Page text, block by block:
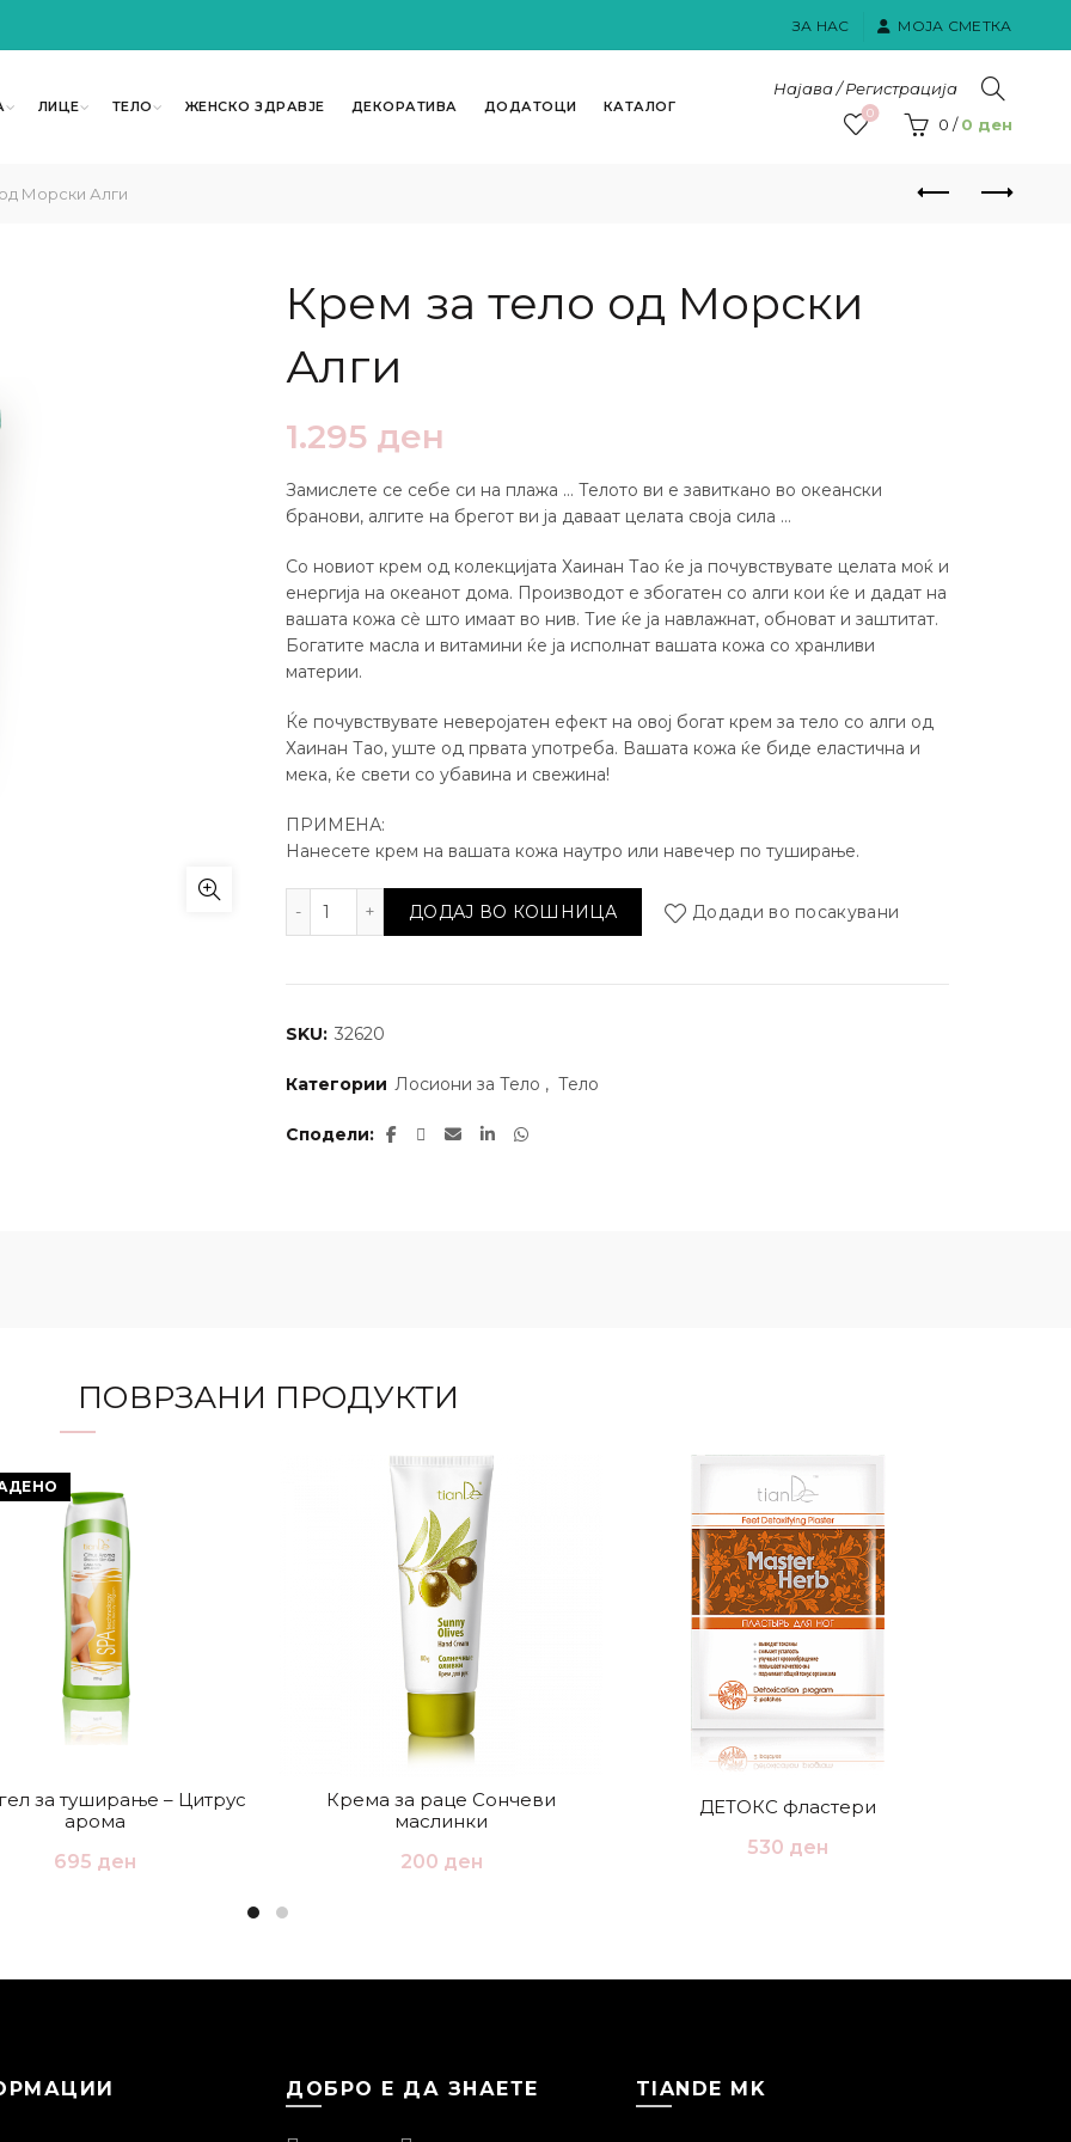
ЗА НАС МОЈА СМЕТКА
ЛИЦЕ ТЕЛО ЖЕНСКО ЗДРАВЈЕ ДЕКОРАТИВА ДОДАТОЦИ КАТАЛОГ
Најава / Регистрација
0
0 / 0 ден
Морски Алги
Крем за тело од Морски
Алги
1.295 ден
Замислете се себе си на плажа … Телото ви е завиткано во океански
бранови, алгите на брегот ви ја даваат целата своја сила …
Со новиот крем од колекцијата Хаинан Тао ќе ја почувствувате целата моќ и
енергија на океанот дома. Производот е збогатен со алги кои ќе и дадат на
вашата кожа сè што имаат во нив. Тие ќе ja навлажнат, обноват и заштитат.
Богатите масла и витамини ќе ја исполнат вашата кожа со хранливи
материи.
Ќе почувствувате неверојатен ефект на овој богат крем за тело со алги од
Хаинан Тао, уште од првата употреба. Вашата кожа ќе биде еластична и
мека, ќе свети со убавина и свежина!
ПРИМЕНА:
Нанесете крем на вашата кожа наутро или навечер по туширање.
Крем за тело од Морски Алги количина
ДОДАЈ ВО КОШНИЦА Додади во посакувани
SKU: 32620
Категории Лосиони за Тело , Тело
Сподели
ПОВРЗАНИ ПРОДУКТИ
за туширање – Цитрус
арома
695 ден
Крема за раце Сончеви
маслинки
200 ден
ДЕТОКС фластери
530 ден
ДОБРО Е ДА ЗНАЕТЕ TIANDE MK